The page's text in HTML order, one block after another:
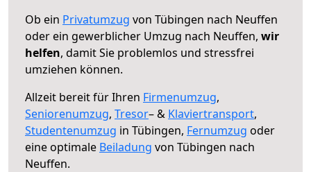
Ob ein Privatumzug von Tübingen nach Neuffen
oder ein gewerblicher Umzug nach Neuffen, wir
helfen, damit Sie problemlos und stressfrei
umziehen können.
Allzeit bereit für Ihren Firmenumzug,
Seniorenumzug, Tresor– & Klaviertransport,
Studentenumzug in Tübingen, Fernumzug oder
eine optimale Beiladung von Tübingen nach
Neuffen.